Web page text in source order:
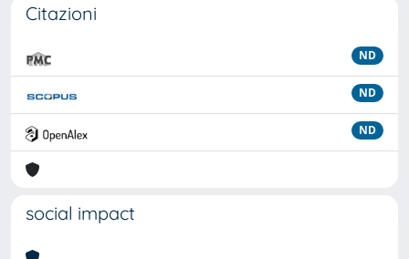
Citazioni
ND
ND
ND
social impact